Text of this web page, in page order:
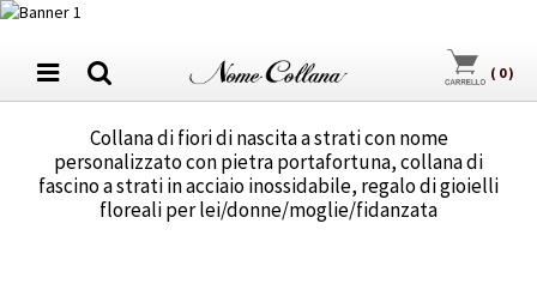
( 0)
Collana di fiori di nascita a strati con nome
personalizzato con pietra portafortuna, collana di
fascino a strati in acciaio inossidabile, regalo di gioielli
floreali per lei/donne/moglie/fidanzata